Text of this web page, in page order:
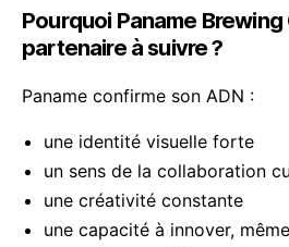
Pourquoi Paname
partenaire à suivre ?
Paname confirme son ADN :
une identité visuelle forte
un sens de la collaboration
une créativité constante
une capacité à innover,